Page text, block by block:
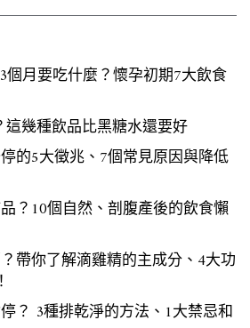
個月要吃什麼？懷孕初期7大飲食
幾種飲品比黑糖水還要好
的5大徵兆、7個常見原因與降低
？10個自然、剖腹產後的飲食懶
帶你了解滴雞精的主成分、4大功
？ 3種排乾淨的方法、1大禁忌和